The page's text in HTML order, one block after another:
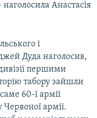
наголосила Анастасія
і
Дуда наголосив,
першими
табору зайшли
60-ї армії
армії.